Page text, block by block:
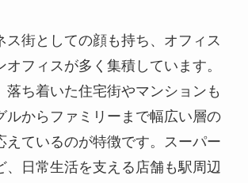
ス街としての顔も持ち、オフィス
オフィスが多く集積しています。
落ち着いた住宅街やマンションも
ルからファミリーまで幅広い層の
えているのが特徴です。スーパー
、日常生活を支える店舗も駅周辺